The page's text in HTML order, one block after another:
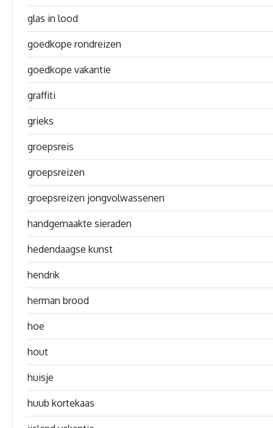
glas in lood
goedkope rondreizen
goedkope vakantie
graffiti
grieks
groepsreis
groepsreizen
groepsreizen jongvolwassenen
handgemaakte sieraden
hedendaagse kunst
hendrik
herman brood
hoe
hout
huisje
huub kortekaas